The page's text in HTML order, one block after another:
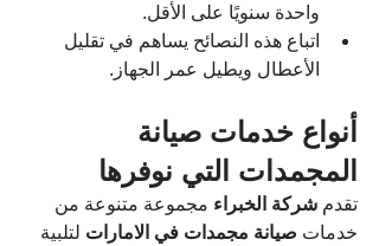
واحدة سنويًا على الأقل.
اتباع هذه النصائح يساهم في تقليل
الأعطال ويطيل عمر الجهاز.
أنواع خدمات صيانة
المجمدات التي نوفرها
تقدم شركة الخبراء مجموعة متنوعة من
خدمات صيانة مجمدات في الامارات لتلبية